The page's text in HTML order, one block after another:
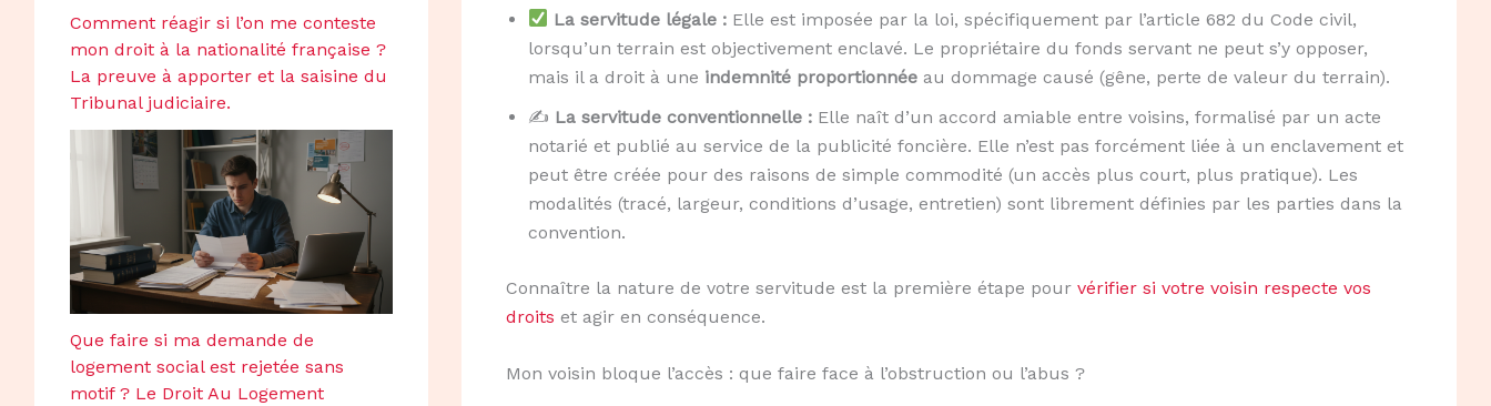
Comment réagir si l’on me conteste
mon droit à la nationalité française ?
La preuve à apporter et la saisine du
Tribunal judiciaire.
Que faire si ma demande de
logement social est rejetée sans
motif ? Le Droit Au Logement
La servitude légale :Elle est imposée par la loi, spécifiquement par l’article 682 du Code civil,
lorsqu’un terrain est objectivement enclavé. Le propriétaire du fonds servant ne peut s’y opposer,
mais il a droit à une indemnité proportionnéeau dommage causé (gêne, perte de valeur du terrain).
✍️ La servitude conventionnelle :Elle naît d’un accord amiable entre voisins, formalisé par un acte
notarié et publié au service de la publicité foncière. Elle n’est pas forcément liée à un enclavement et
peut être créée pour des raisons de simple commodité (un accès plus court, plus pratique). Les
modalités (tracé, largeur, conditions d’usage, entretien) sont librement définies par les parties dans la
convention.
Connaître la nature de votre servitude est la première étape pour vérifier si votre voisin respecte vos
droits et agir en conséquence.
Mon voisin bloque l’accès : que faire face à l’obstruction ou l’abus ?